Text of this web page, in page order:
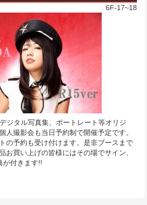
6F-17~18
ジタル写真集、ポートレート等オリジ
人撮影会も当日予約制で開催予定です。
の予約も受け付けます。是非ブースまで
お買い上げの皆様にはその場でサイン、
が付きます!!